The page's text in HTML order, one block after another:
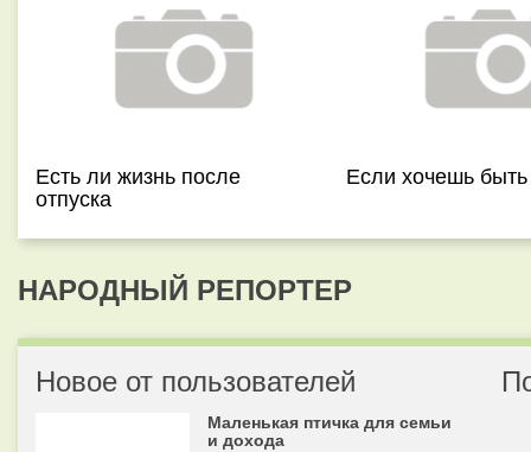
Есть ли жизнь после
отпуска
Если хочешь
НАРОДНЫЙ РЕПОРТЕР
Новое от пользователей
Маленькая птичка для семьи
и дохода